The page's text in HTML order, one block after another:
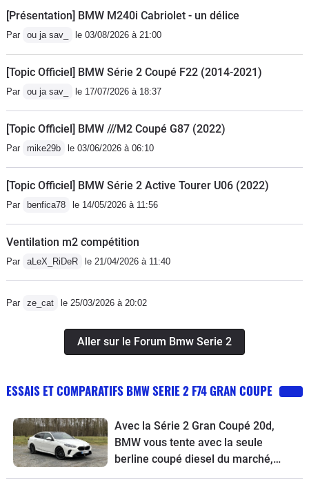
[Présentation] BMW M240i Cabriolet - un délice
Par ou ja sav_ le 03/08/2026 à 21:00
[Topic Officiel] BMW Série 2 Coupé F22 (2014-2021)
Par ou ja sav_ le 17/07/2026 à 18:37
[Topic Officiel] BMW ///M2 Coupé G87 (2022)
Par mike29b le 03/06/2026 à 06:10
[Topic Officiel] BMW Série 2 Active Tourer U06 (2022)
Par benfica78 le 14/05/2026 à 11:56
Ventilation m2 compétition
Par aLeX_RiDeR le 21/04/2026 à 11:40
Par ze_cat le 25/03/2026 à 20:02
Aller sur le Forum Bmw Serie 2
ESSAIS ET COMPARATIFS BMW SERIE 2 F74 GRAN COUPE
Avec la Série 2 Gran Coupé 20d,
BMW vous tente avec la seule
berline coupé diesel du marché,
alors séduit ?